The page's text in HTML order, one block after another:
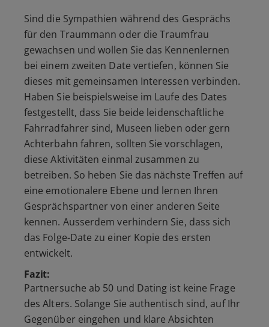
Sind die Sympathien während des Gesprächs
für den Traummann oder die Traumfrau
gewachsen und wollen Sie das Kennenlernen
bei einem zweiten Date vertiefen, können Sie
dieses mit gemeinsamen Interessen verbinden.
Haben Sie beispielsweise im Laufe des Dates
festgestellt, dass Sie beide leidenschaftliche
Fahrradfahrer sind, Museen lieben oder gern
Achterbahn fahren, sollten Sie vorschlagen,
diese Aktivitäten einmal zusammen zu
betreiben. So heben Sie das nächste Treffen auf
eine emotionalere Ebene und lernen Ihren
Gesprächspartner von einer anderen Seite
kennen. Ausserdem verhindern Sie, dass sich
das Folge-Date zu einer Kopie des ersten
entwickelt.
Fazit:
Partnersuche ab 50 und Dating ist keine Frage
des Alters. Solange Sie authentisch sind, auf Ihr
Gegenüber eingehen und klare Absichten